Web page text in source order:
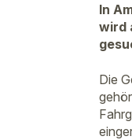
In
wird
Die